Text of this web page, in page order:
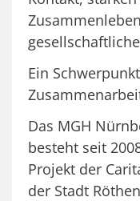
Ein
Das MGH
besteht seit
Projekt der
der Stadt